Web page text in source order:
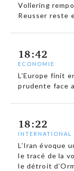
Vollering
Reusser reste
18:42
ECONOMIE
L’Europe finit
prudente face
18:22
INTERNATIONAL
L’Iran évoque
le tracé de la
le détroit